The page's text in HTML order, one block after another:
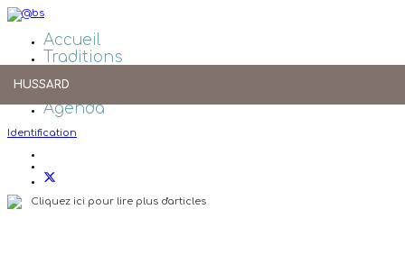
Accueil
Traditions
Liens
Agenda
Identification
Cliquez ici pour lire plus d'articles
HUSSARD